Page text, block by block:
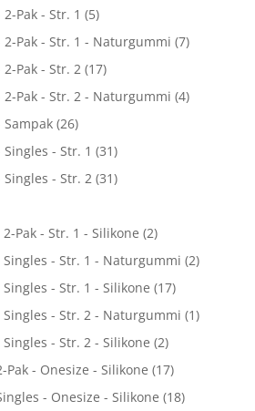
Pak - Str. 1 (5)
2-Pak - Str. 1 - Naturgummi (7)
Pak - Str. 2 (17)
2-Pak - Str. 2 - Naturgummi (4)
Sampak (26)
- Str. 1 (31)
Singles - Str. 2 (31)
Pak - Str. 1 - Silikone (2)
Singles - Str. 1 - Naturgummi (2)
- Str. 1 - Silikone (17)
Singles - Str. 2 - Naturgummi (1)
- Str. 2 - Silikone (2)
Pak - Onesize - Silikone (17)
- Onesize - Silikone (18)